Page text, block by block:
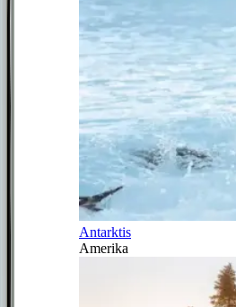
Antarktis
Amerika